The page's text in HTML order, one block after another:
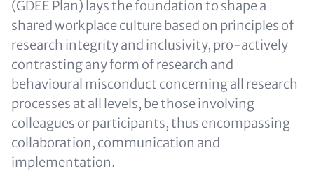
(GDEE Plan) lays the foundation to shape a
shared workplace culture based on principles of
research integrity and inclusivity, pro-actively
contrasting any form of research and
behavioural misconduct concerning all research
processes at all levels, be those involving
colleagues or participants, thus encompassing
collaboration, communication and
implementation.